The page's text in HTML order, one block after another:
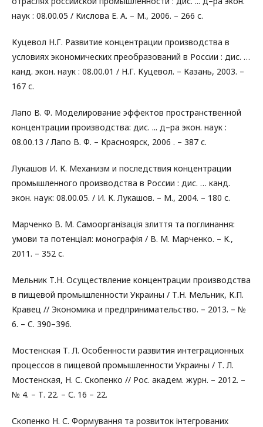
наук : 08.00.05 / Кислова Е. А. – М., 2006. – 266 с.
Куцевол Н.Г. Развитие концентрации производства в
условиях экономических преобразований в России : дис. …
канд. экон. наук : 08.00.01 / Н.Г. Куцевол. – Казань, 2003. –
167 с.
Лапо В. Ф. Моделирование эффектов пространственной
концентрации производства: дис. ... д–ра экон. наук :
08.00.13 / Лапо В. Ф. – Красноярск, 2006 . – 387 с.
Лукашов И. К. Механизм и последствия концентрации
промышленного производства в России : дис. … канд.
экон. наук: 08.00.05. / И. К. Лукашов. – М., 2004. – 180 с.
Марченко В. М. Самоорганізація злиття та поглинання:
умови та потенціал: монографія / В. М. Марченко. – К.,
2011. – 352 с.
Мельник Т.Н. Осуществление концентрации производства
в пищевой промышленности Украины / Т.Н. Мельник, К.П.
Кравец // Экономика и предпринимательство. – 2013. – №
6. – C. 390–396.
Мостенская Т. Л. Особенности развития интеграционных
процессов в пищевой промышленности Украины / Т. Л.
Мостенская, Н. С. Скопенко // Рос. академ. журн. – 2012. –
№ 4. – Т. 22. – С. 16 – 22.
Скопенко Н. С. Формування та розвиток інтегрованих